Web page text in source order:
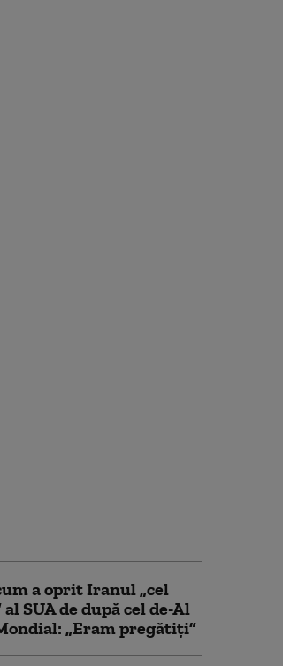
a oprit Iranul „cel
SUA de după cel de-Al
„Eram pregătiți”